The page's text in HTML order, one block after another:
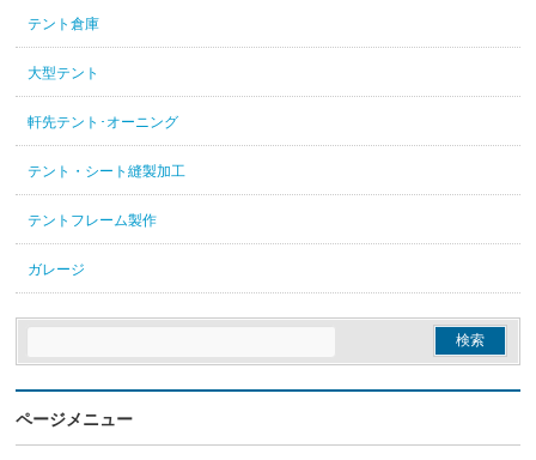
テント倉庫
大型テント
軒先テント･オーニング
テント・シート縫製加工
テントフレーム製作
ガレージ
ページメニュー